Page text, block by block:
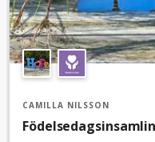
CAMILLA NILSSON